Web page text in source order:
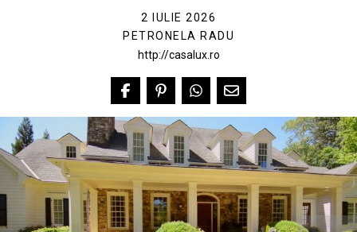
2 IULIE 2026
PETRONELA RADU
http://casalux.ro